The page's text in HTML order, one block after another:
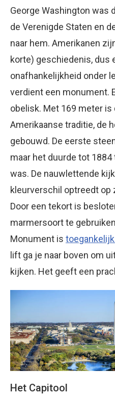
George Washington was
de Verenigde Staten en
naar hem. Amerikanen
korte) geschiedenis, dus
onafhankelijkheid onder
verdient een monument.
obelisk. Met 169 meter is
Amerikaanse traditie, de
gebouwd. De eerste
maar het duurde tot
was. De nauwlettende
kleurverschil optreedt op
Door een tekort is
marmersoort te
Monument is
lift ga je naar boven om
kijken. Het geeft een
Het Capitool